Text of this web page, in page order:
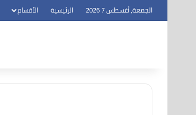
الجمعة, أغسطس 7 2026 الرئيسية الأقسام